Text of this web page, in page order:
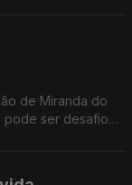
de Miranda do
pode ser desafio